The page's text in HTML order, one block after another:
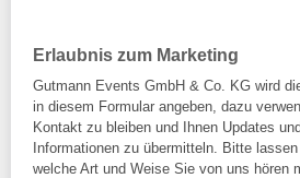
Erlaubnis zum Marketing
Gutmann Events GmbH & Co. KG wird
in diesem Formular angeben, dazu
Kontakt zu bleiben und Ihnen Updates
Informationen zu übermitteln. Bitte
welche Art und Weise Sie von uns hören